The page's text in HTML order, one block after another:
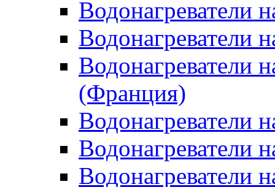
Водонагреватели
Водонагреватели
Водонагреватели
(Франция)
Водонагреватели
Водонагреватели
Водонагреватели